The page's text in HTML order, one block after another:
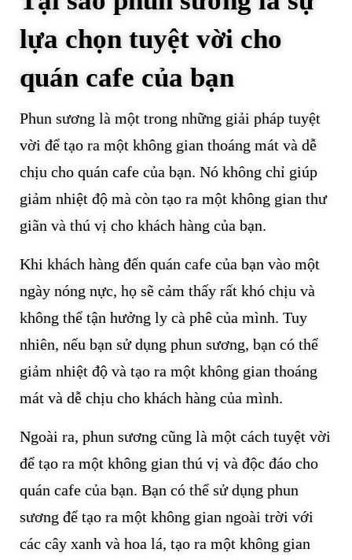
lựa chọn tuyệt vời cho
quán cafe của bạn
Phun sương là một trong những giải pháp tuyệt
vời để tạo ra một không gian thoáng mát và dễ
chịu cho quán cafe của bạn. Nó không chỉ giúp
giảm nhiệt độ mà còn tạo ra một không gian thư
giãn và thú vị cho khách hàng của bạn.
Khi khách hàng đến quán cafe của bạn vào một
ngày nóng nực, họ sẽ cảm thấy rất khó chịu và
không thể tận hưởng ly cà phê của mình. Tuy
nhiên, nếu bạn sử dụng phun sương, bạn có thể
giảm nhiệt độ và tạo ra một không gian thoáng
mát và dễ chịu cho khách hàng của mình.
Ngoài ra, phun sương cũng là một cách tuyệt vời
để tạo ra một không gian thú vị và độc đáo cho
quán cafe của bạn. Bạn có thể sử dụng phun
sương để tạo ra một không gian ngoài trời với
các cây xanh và hoa lá, tạo ra một không gian